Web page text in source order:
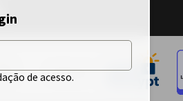
de acesso.
Segurança: